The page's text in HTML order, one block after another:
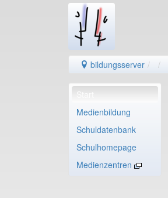
bildungsserver
Start
Medienbildung
Schuldatenbank
Schulhomepage
Medienzentren